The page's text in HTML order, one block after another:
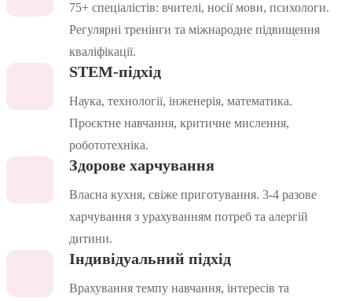
75+ спеціалістів: вчителі, носії мови, психологи.
Регулярні тренінги та міжнародне підвищення
кваліфікації.
STEM-підхід
Наука, технології, інженерія, математика.
Проєктне навчання, критичне мислення,
робототехніка.
Здорове харчування
Власна кухня, свіже приготування. 3-4 разове
харчування з урахуванням потреб та алергій
дитини.
Індивідуальний підхід
Врахування темпу навчання, інтересів та